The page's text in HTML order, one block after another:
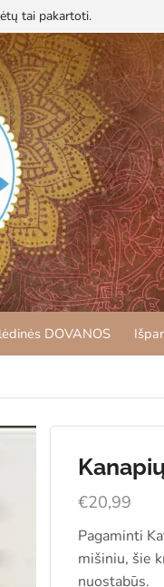
tai pakartoti.
DOVANOS
€20,99
Pagaminti
mišiniu, šie
nuostabūs.